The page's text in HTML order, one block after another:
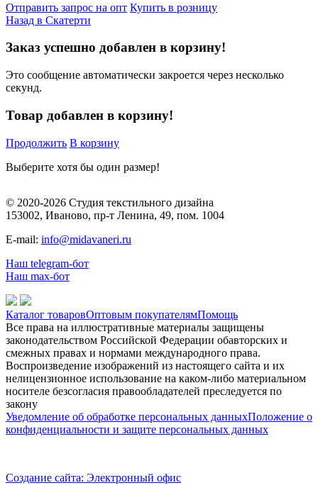
Отправить запрос на опт Купить в розницу
Назад в Скатерти
Заказ успешно добавлен в корзину!
Это сообщение автоматически закроется через несколько
секунд.
Товар добавлен в корзину!
Продолжить В корзину
Выберите хотя бы один размер!
© 2020-2026 Студия текстильного дизайна
153002, Иваново, пр-т Ленина, 49, пом. 1004
E-mail: info@midavaneri.ru
Наш telegram-бот
Наш max-бот
Каталог товаровОптовым покупателямПомощь
Все права на иллюстративные материалы защищены
законодательством Российской Федерации обавторских и
смежных правах и нормами международного права.
Воспроизведение изображений из настоящего сайта и их
нелицензионное использование на каком-либо материальном
носителе безсогласия правообладателей преследуется по
закону
Уведомление об обработке персональных данныхПоложение о
конфиденциальности и защите персональных данных
Создание сайта: Электронный офис